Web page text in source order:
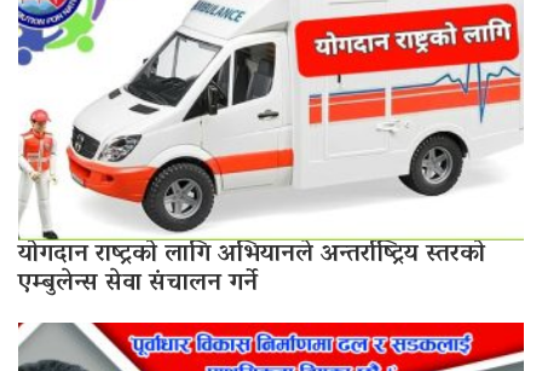
योगदान राष्ट्रको लागि अभियानले अन्तर्राष्ट्रिय स्तरको
एम्बुलेन्स सेवा संचालन गर्ने